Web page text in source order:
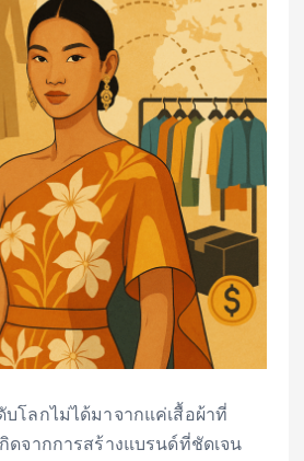
บโลกไม่ได้มาจากแค่เสื้อผ้าที่
ดจากการสร้างแบรนด์ที่ชัดเจน